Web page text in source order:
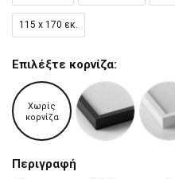
115 x 170 εκ.
Επιλέξτε κορνίζα:
Χωρίς
κορνίζα
Περιγραφή